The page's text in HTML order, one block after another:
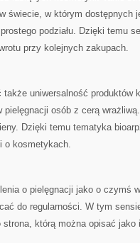
świecie, w którym dostępnych
podziału. Dzięki temu
przy kolejnych zakupach.
także uniwersalność produktów
pielęgnacji osób z cerą
Dzięki temu tematyka
o kosmetykach.
o pielęgnacji jako o czymś
do regularności. W tym
którą można opisać jako